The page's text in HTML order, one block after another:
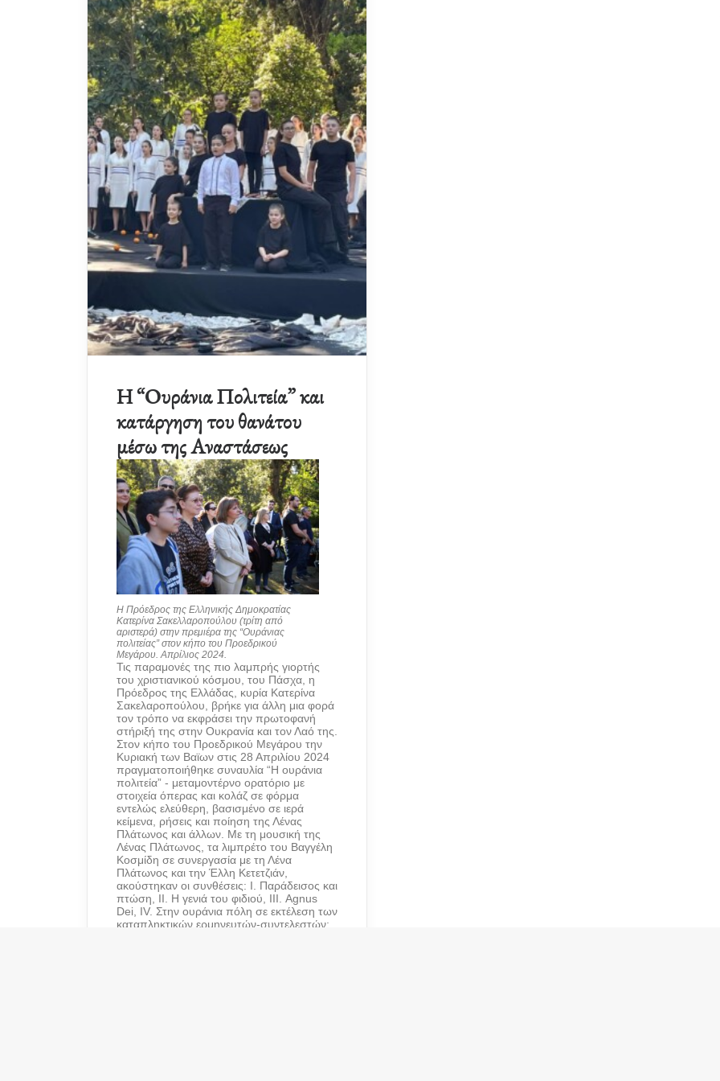
Η “Ουράνια Πολιτεία” και
κατάργηση του θανάτου
μέσω της Αναστάσεως
Η Πρόεδρος της Ελληνικής Δημοκρατίας
Κατερίνα Σακελλαροπούλου (τρίτη από
αριστερά) στην πρεμιέρα της “Ουράνιας
πολιτείας” στον κήπο του Προεδρικού
Μεγάρου. Απρίλιος 2024.
Τις παραμονές της πιο λαμπρής γιορτής
του χριστιανικού κόσμου, του Πάσχα, η
Πρόεδρος της Ελλάδας, κυρία Κατερίνα
Σακελαροπούλου, βρήκε για άλλη μια φορά
τον τρόπο να εκφράσει την πρωτοφανή
στήριξή της στην Ουκρανία και τον Λαό της.
Στον κήπο του Προεδρικού Μεγάρου την
Κυριακή των Βαϊων στις 28 Απριλίου 2024
πραγματοποιήθηκε συναυλία “Η ουράνια
πολιτεία” - μεταμοντέρνο ορατόριο με
στοιχεία όπερας και κολάζ σε φόρμα
εντελώς ελεύθερη, βασισμένο σε ιερά
κείμενα, ρήσεις και ποίηση της Λένας
Πλάτωνος και άλλων. Με τη μουσική της
Λένας Πλάτωνος, τα λιμπρέτο του Βαγγέλη
Κοσμίδη σε συνεργασία με τη Λένα
Πλάτωνος και την Έλλη Κετετζιάν,
ακούστηκαν οι συνθέσεις: Ι. Παράδεισος και
πτώση, ΙΙ. Η γενιά του φιδιού, ΙΙΙ. Agnus
Dei, IV. Στην ουράνια πόλη σε εκτέλεση των
καταπληκτικών ερμηνευτών-συντελεστών: